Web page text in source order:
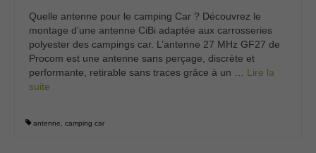
Quelle antenne pour le camping Car ? Découvrez le
montage d’une antenne CiBi adaptée aux carrosseries
polyester des campings car. L’antenne 27 MHz GF27 de
Procom est une antenne sans perçage, discrète et
performante, retirable sans traces grâce à un … Lire la
suite­­
antenne camping car